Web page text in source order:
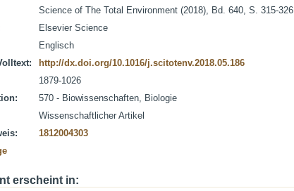
Science of The Total Environment (2018), Bd. 640, S. 315-326
Elsevier Science
Englisch
http://dx.doi.org/10.1016/j.scitotenv.2018.05.186
1879-1026
570 - Biowissenschaften, Biologie
Wissenschaftlicher Artikel
1812004303
erscheint in: